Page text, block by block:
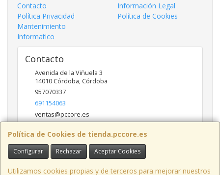
Política de Cookies de tienda.pccore.es
Configurar Rechazar Aceptar Cookies
Utilizamos cookies propias y de terceros para mejorar nuestros
Contacto
Información Legal
Política Privacidad
Política de Cookies
Mantenimiento
Informatico
Contacto
Avenida de la Viñuela 3
14010 Córdoba, Córdoba
957070337
691154063
ventas@pccore.es
Horario
10-13:30